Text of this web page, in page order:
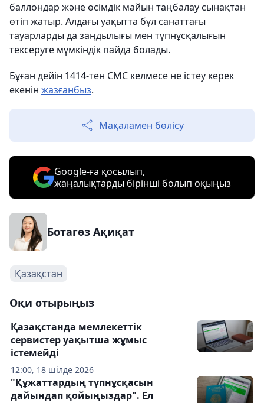
баллондар және өсімдік майын таңбалау сынақтан
өтіп жатыр. Алдағы уақытта бұл санаттағы
тауарларды да заңдылығы мен түпнұсқалығын
тексеруге мүмкіндік пайда болады.
Бұған дейін 1414-тен СМС келмесе не істеу керек
екенін жазғанбыз.
Мақаламен бөлісу
Google-ға қосылып,
жаңалықтарды бірінші болып оқыңыз
Ботагөз Ақиқат
Қазақстан
Оқи отырыңыз
12:00, 18 шілде 2026
Қазақстанда мемлекеттік
сервистер уақытша жұмыс
істемейді
"Құжаттардың түпнұсқасын
дайындап қойыңыздар". Ел